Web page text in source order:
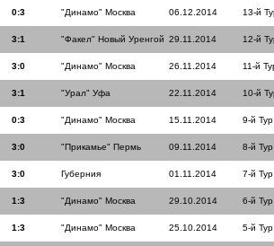
0:3 "Динамо" Москва 06.12.2014 13-й
3:1 "Факел" Новый Уренгой 29.11.2014 12-й
3:0 "Динамо" Москва 26.11.2014 11-й
3:1 "Урал" Уфа 22.11.2014 10-й
0:3 "Динамо" Москва 15.11.2014 9-й Тур
3:0 "Прикамье" Пермь 09.11.2014 8-й Тур
3:0 Губерния 01.11.2014 7-й Тур
1:3 "Динамо" Москва 29.10.2014 6-й Тур
1:3 "Динамо" Москва 25.10.2014 5-й Тур